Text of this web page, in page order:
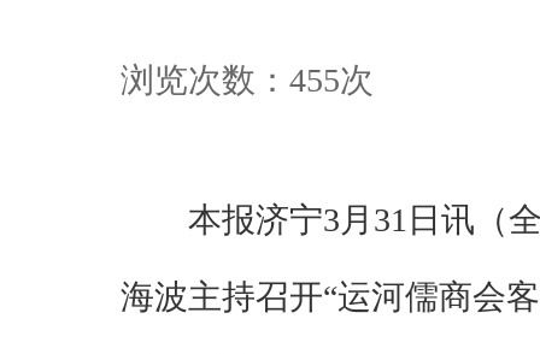
浏览次数： 455次
本报济宁3月31日讯（
海波主持召开“运河儒商会